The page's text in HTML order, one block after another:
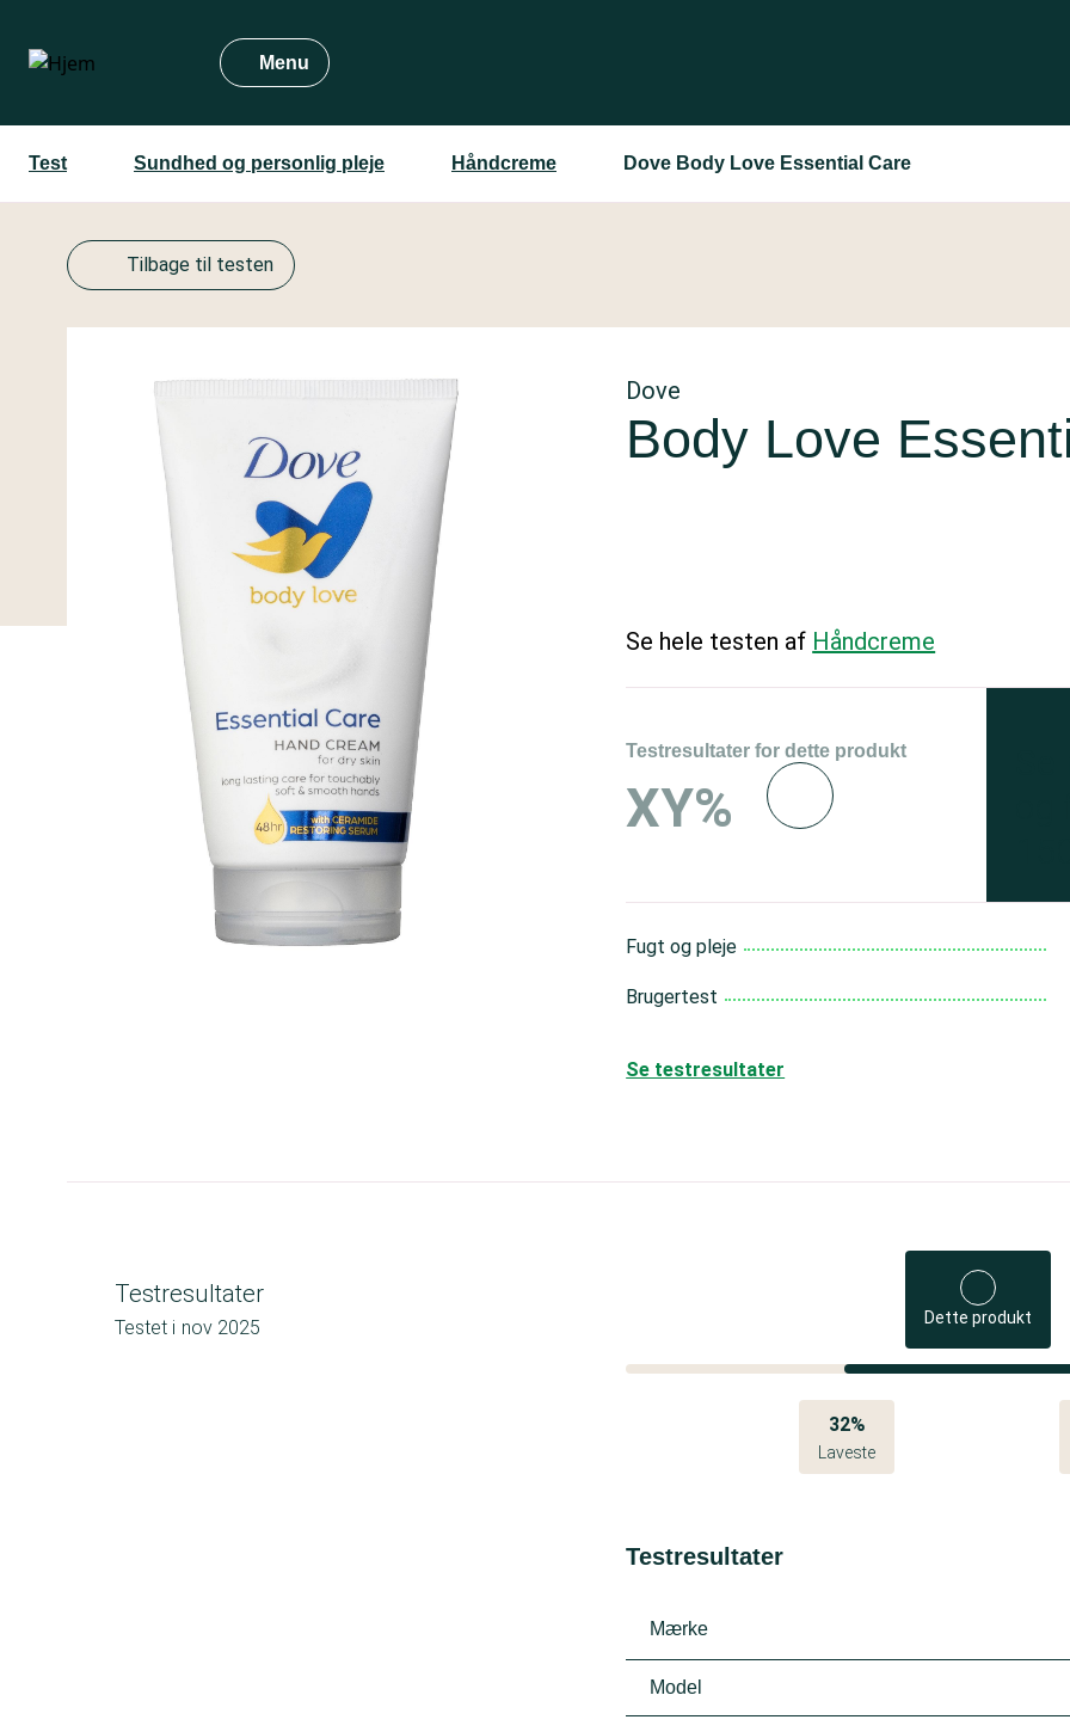
hovedindhold
Menu
Test Sundhed og personlig pleje Håndcreme Dove Body Love Essential Care
Tilbage til testen
Dove
Body Love
Se hele testen af Håndcreme
Testresultater for dette produkt
XY%
Fugt og pleje
Brugertest
Se testresultater
Testresultater
Testet i nov 2025 Dette produkt
32%
Laveste
Testresultater
Mærke
Model